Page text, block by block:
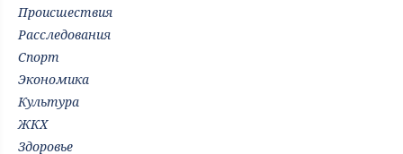
Происшествия
Расследования
Спорт
Экономика
Культура
ЖКХ
Здоровье